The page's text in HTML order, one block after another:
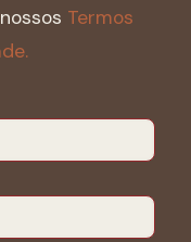
Termos